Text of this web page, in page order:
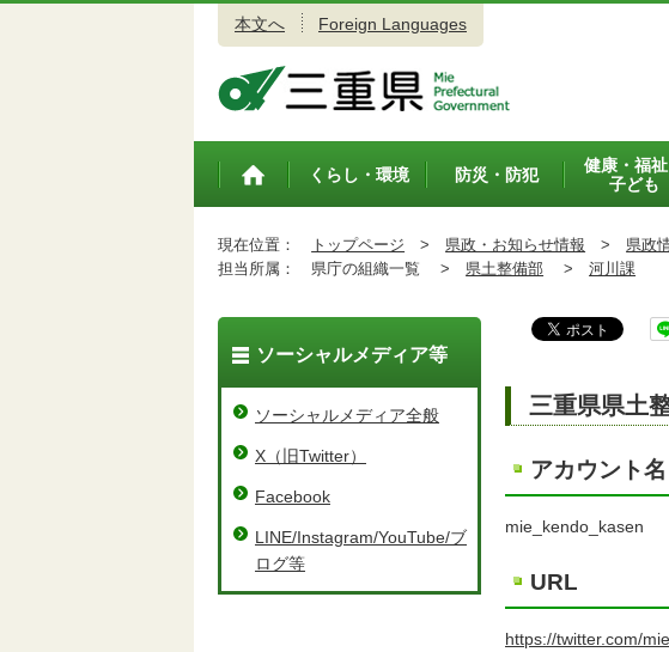
本文へ Foreign Languages
トップペ
くらし・環境 防災・防犯
健康・福祉
子ども
現在位置： トップページ > 県政・お知らせ情報 > 県政
担当所属：
県庁の組織一覧 > 県土整備部 > 河川課
三重県県土
アカウント名
mie_kendo_kasen
URL
https://twitter.com/
ソーシャルメディア等
ソーシャルメディア全般
X（旧Twitter）
Facebook
LINE/Instagram/YouTube/ブ
ログ等